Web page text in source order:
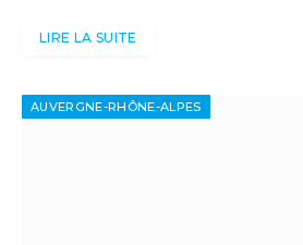
LIRE LA SUITE
AUVERGNE-RHÔNE-ALPES